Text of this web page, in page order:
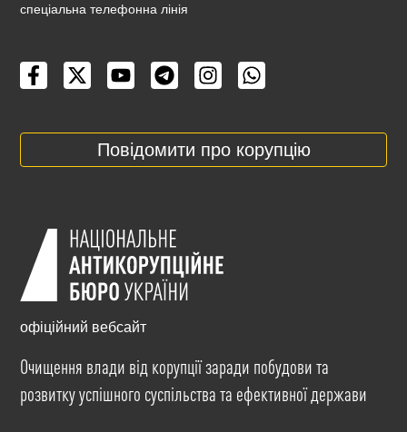
cпеціальна телефонна лінія
Повідомити про корупцію
офіційний вебсайт
Очищення влади від корупції заради побудови та
розвитку успішного суспільства та ефективної держави